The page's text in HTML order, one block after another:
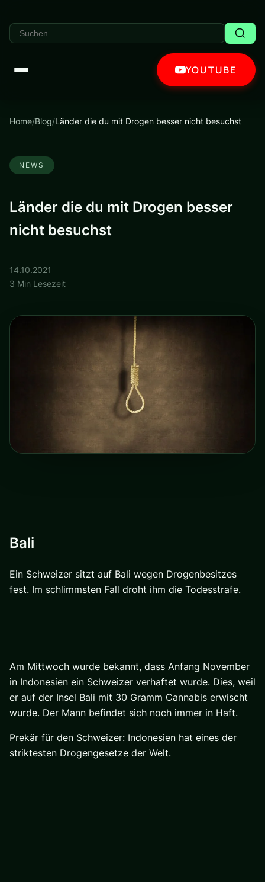
YOUTUBE
Home/Blog/Länder die du mit Drogen besser nicht besuchst
NEWS
Länder die du mit Drogen besser
nicht besuchst
14.10.2021
3 Min Lesezeit
Bali
Ein Schweizer sitzt auf Bali wegen Drogenbesitzes
fest. Im schlimmsten Fall droht ihm die Todesstrafe.
Am Mittwoch wurde bekannt, dass Anfang November
in Indonesien ein Schweizer verhaftet wurde. Dies, weil
er auf der Insel Bali mit 30 Gramm Cannabis erwischt
wurde. Der Mann befindet sich noch immer in Haft.
Prekär für den Schweizer: Indonesien hat eines der
striktesten Drogengesetze der Welt.